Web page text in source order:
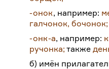
-онок, например:
галчонок, бочонок;
-онк-а, например:
ручонка; также
б) имён